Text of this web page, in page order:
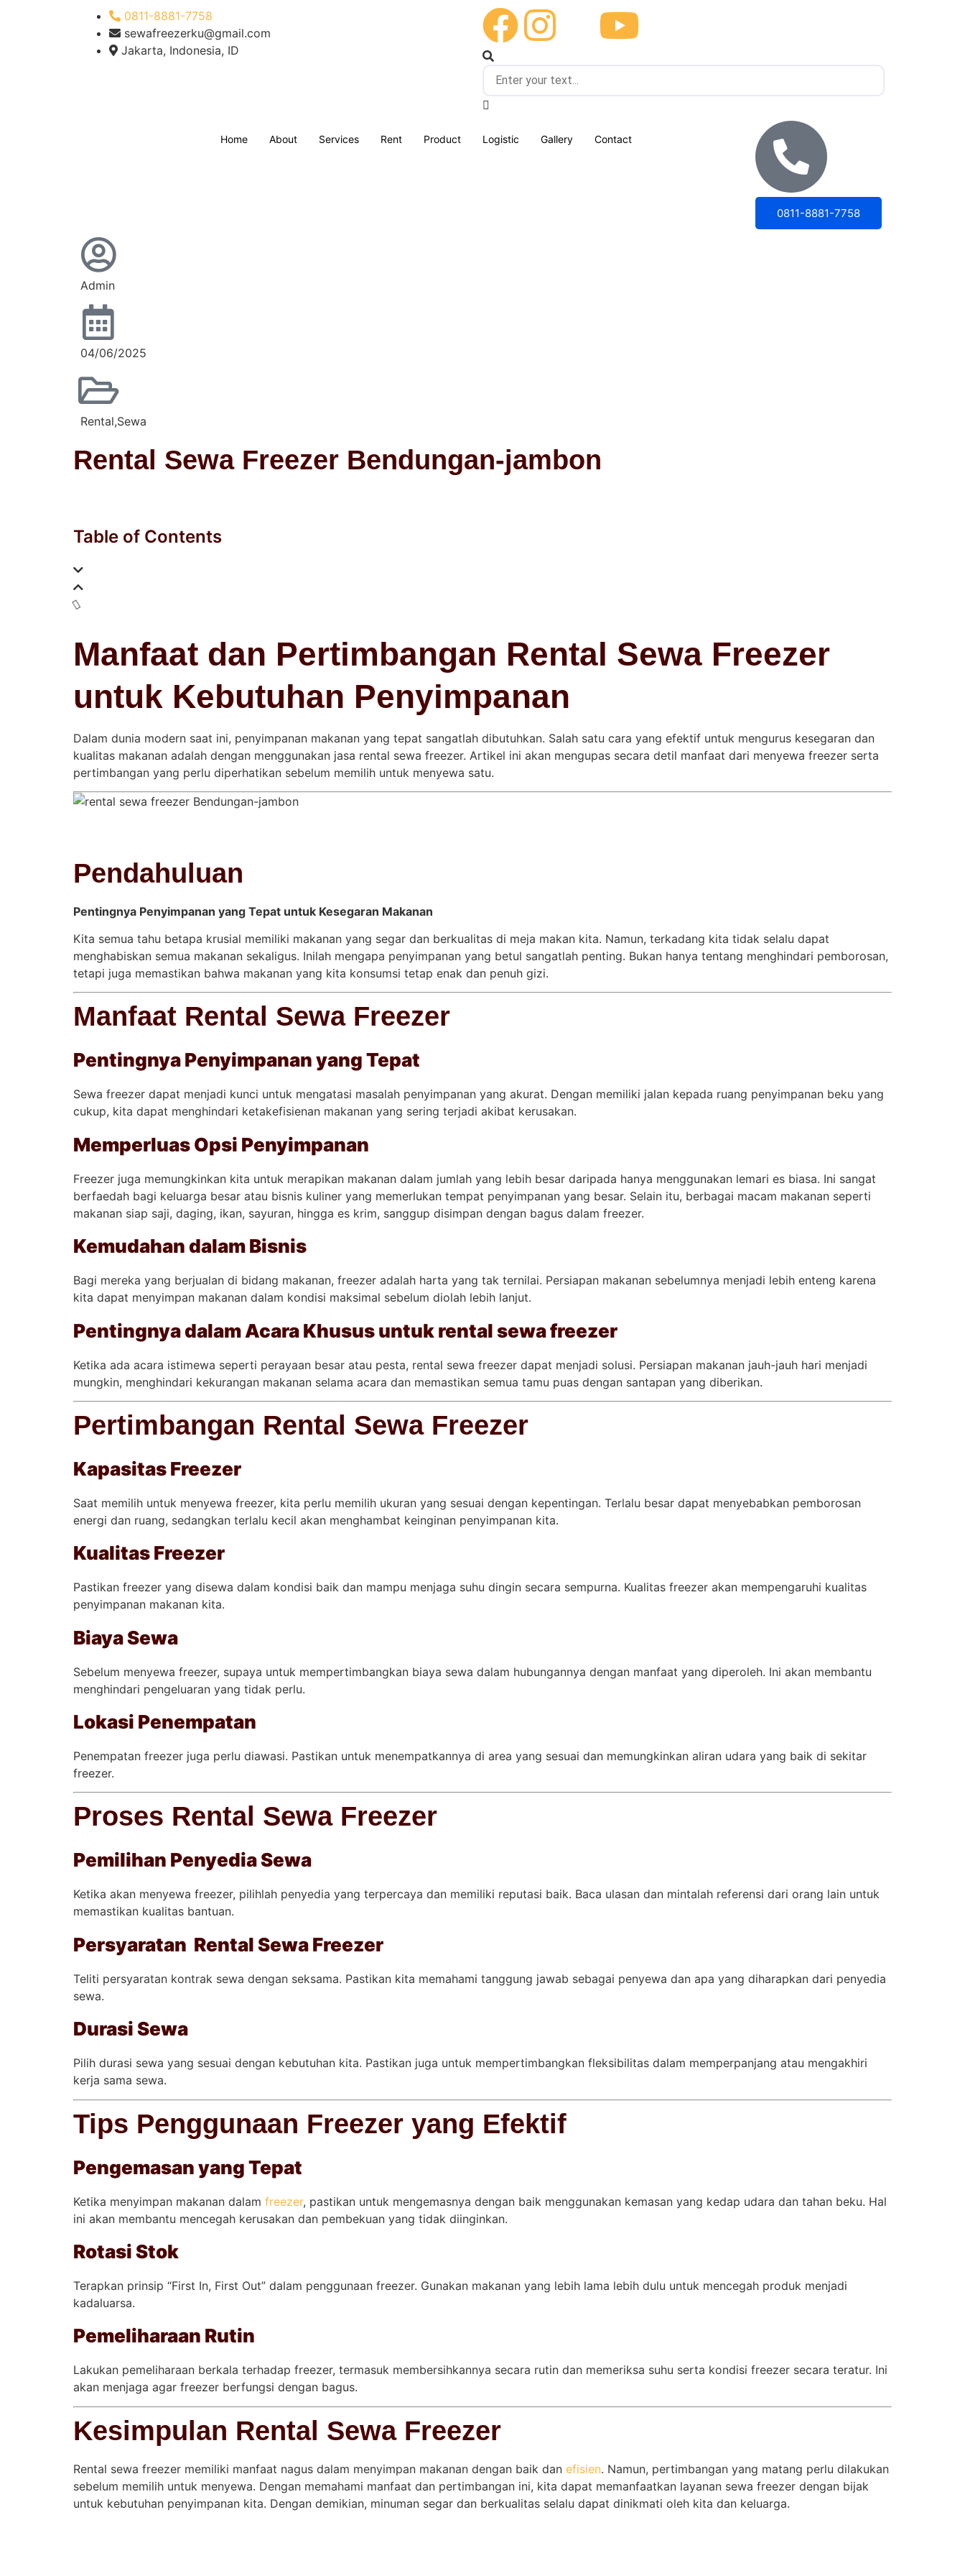
0811-8881-7758
sewafreezerku@gmail.com
Jakarta, Indonesia, ID
Home About Services Rent Product Logistic Gallery Contact
0811-8881-7758
Admin
04/06/2025
Rental,Sewa
Rental Sewa Freezer Bendungan-jambon
Table of Contents
Manfaat dan Pertimbangan Rental Sewa Freezer
untuk Kebutuhan Penyimpanan
Dalam dunia modern saat ini, penyimpanan makanan yang tepat sangatlah dibutuhkan. Salah satu cara yang efektif untuk mengurus kesegaran dan
kualitas makanan adalah dengan menggunakan jasa rental sewa freezer. Artikel ini akan mengupas secara detil manfaat dari menyewa freezer serta
pertimbangan yang perlu diperhatikan sebelum memilih untuk menyewa satu.
Pendahuluan
Pentingnya Penyimpanan yang Tepat untuk Kesegaran Makanan
Kita semua tahu betapa krusial memiliki makanan yang segar dan berkualitas di meja makan kita. Namun, terkadang kita tidak selalu dapat
menghabiskan semua makanan sekaligus. Inilah mengapa penyimpanan yang betul sangatlah penting. Bukan hanya tentang menghindari pemborosan,
tetapi juga memastikan bahwa makanan yang kita konsumsi tetap enak dan penuh gizi.
Manfaat Rental Sewa Freezer
Pentingnya Penyimpanan yang Tepat
Sewa freezer dapat menjadi kunci untuk mengatasi masalah penyimpanan yang akurat. Dengan memiliki jalan kepada ruang penyimpanan beku yang
cukup, kita dapat menghindari ketakefisienan makanan yang sering terjadi akibat kerusakan.
Memperluas Opsi Penyimpanan
Freezer juga memungkinkan kita untuk merapikan makanan dalam jumlah yang lebih besar daripada hanya menggunakan lemari es biasa. Ini sangat
berfaedah bagi keluarga besar atau bisnis kuliner yang memerlukan tempat penyimpanan yang besar. Selain itu, berbagai macam makanan seperti
makanan siap saji, daging, ikan, sayuran, hingga es krim, sanggup disimpan dengan bagus dalam freezer.
Kemudahan dalam Bisnis
Bagi mereka yang berjualan di bidang makanan, freezer adalah harta yang tak ternilai. Persiapan makanan sebelumnya menjadi lebih enteng karena
kita dapat menyimpan makanan dalam kondisi maksimal sebelum diolah lebih lanjut.
Pentingnya dalam Acara Khusus untuk rental sewa freezer
Ketika ada acara istimewa seperti perayaan besar atau pesta, rental sewa freezer dapat menjadi solusi. Persiapan makanan jauh-jauh hari menjadi
mungkin, menghindari kekurangan makanan selama acara dan memastikan semua tamu puas dengan santapan yang diberikan.
Pertimbangan Rental Sewa Freezer
Kapasitas Freezer
Saat memilih untuk menyewa freezer, kita perlu memilih ukuran yang sesuai dengan kepentingan. Terlalu besar dapat menyebabkan pemborosan
energi dan ruang, sedangkan terlalu kecil akan menghambat keinginan penyimpanan kita.
Kualitas Freezer
Pastikan freezer yang disewa dalam kondisi baik dan mampu menjaga suhu dingin secara sempurna. Kualitas freezer akan mempengaruhi kualitas
penyimpanan makanan kita.
Biaya Sewa
Sebelum menyewa freezer, supaya untuk mempertimbangkan biaya sewa dalam hubungannya dengan manfaat yang diperoleh. Ini akan membantu
menghindari pengeluaran yang tidak perlu.
Lokasi Penempatan
Penempatan freezer juga perlu diawasi. Pastikan untuk menempatkannya di area yang sesuai dan memungkinkan aliran udara yang baik di sekitar
freezer.
Proses Rental Sewa Freezer
Pemilihan Penyedia Sewa
Ketika akan menyewa freezer, pilihlah penyedia yang terpercaya dan memiliki reputasi baik. Baca ulasan dan mintalah referensi dari orang lain untuk
memastikan kualitas bantuan.
Persyaratan Rental Sewa Freezer
Teliti persyaratan kontrak sewa dengan seksama. Pastikan kita memahami tanggung jawab sebagai penyewa dan apa yang diharapkan dari penyedia
sewa.
Durasi Sewa
Pilih durasi sewa yang sesuai dengan kebutuhan kita. Pastikan juga untuk mempertimbangkan fleksibilitas dalam memperpanjang atau mengakhiri
kerja sama sewa.
Tips Penggunaan Freezer yang Efektif
Pengemasan yang Tepat
Ketika menyimpan makanan dalam freezer, pastikan untuk mengemasnya dengan baik menggunakan kemasan yang kedap udara dan tahan beku. Hal
ini akan membantu mencegah kerusakan dan pembekuan yang tidak diinginkan.
Rotasi Stok
Terapkan prinsip “First In, First Out” dalam penggunaan freezer. Gunakan makanan yang lebih lama lebih dulu untuk mencegah produk menjadi
kadaluarsa.
Pemeliharaan Rutin
Lakukan pemeliharaan berkala terhadap freezer, termasuk membersihkannya secara rutin dan memeriksa suhu serta kondisi freezer secara teratur. Ini
akan menjaga agar freezer berfungsi dengan bagus.
Kesimpulan Rental Sewa Freezer
Rental sewa freezer memiliki manfaat nagus dalam menyimpan makanan dengan baik dan efisien. Namun, pertimbangan yang matang perlu dilakukan
sebelum memilih untuk menyewa. Dengan memahami manfaat dan pertimbangan ini, kita dapat memanfaatkan layanan sewa freezer dengan bijak
untuk kebutuhan penyimpanan kita. Dengan demikian, minuman segar dan berkualitas selalu dapat dinikmati oleh kita dan keluarga.